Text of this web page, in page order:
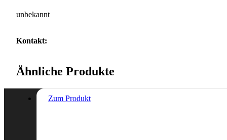
unbekannt
Kontakt:
Ähnliche Produkte
Zum Produkt